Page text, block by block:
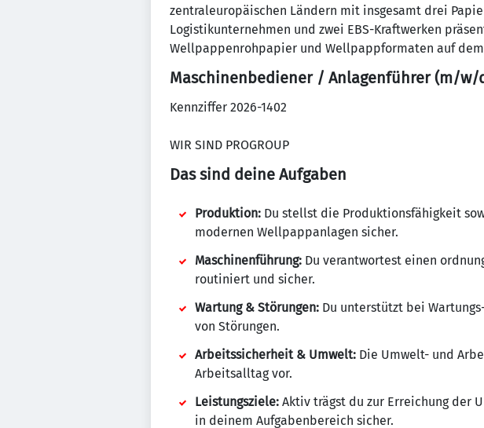
zentraleuropäischen Ländern mit insgesamt drei
Logistikunternehmen und zwei EBS-Kraftwerken
Wellpappenrohpapier und Wellpappformaten auf
Maschinenbediener / Anlagenführer (m/w/
Kennziffer 2026-1402
WIR SIND PROGROUP
Das sind deine Aufgaben
Produktion: Du stellst die Produktionsfähigkeit
modernen Wellpappanlagen sicher.
Maschinenführung: Du verantwortest einen
routiniert und sicher.
Wartung & Störungen: Du unterstützt bei
von Störungen.
Arbeitssicherheit & Umwelt: Die Umwelt- und
Arbeitsalltag vor.
Leistungsziele: Aktiv trägst du zur Erreichung der
in deinem Aufgabenbereich sicher.